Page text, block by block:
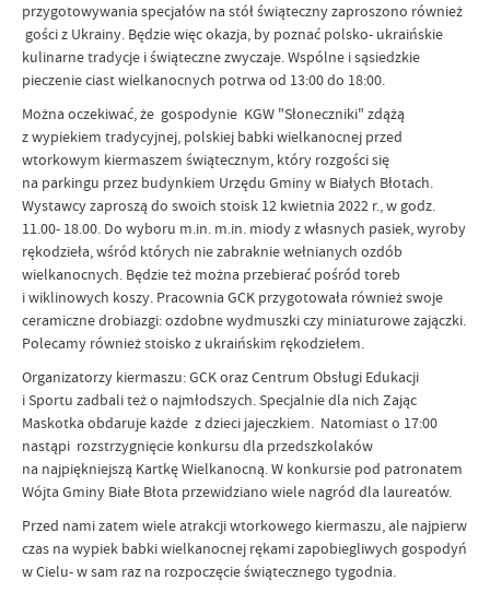
przygotowywania specjałów na stół świąteczny zaproszono również
gości z Ukrainy. Będzie więc okazja, by poznać polsko- ukraińskie
kulinarne tradycje i świąteczne zwyczaje. Wspólne i sąsiedzkie
pieczenie ciast wielkanocnych potrwa od 13:00 do 18:00.
Można oczekiwać, że gospodynie KGW "Słoneczniki" zdążą
z wypiekiem tradycyjnej, polskiej babki wielkanocnej przed
wtorkowym kiermaszem świątecznym, który rozgości się
na parkingu przez budynkiem Urzędu Gminy w Białych Błotach.
Wystawcy zaproszą do swoich stoisk 12 kwietnia 2022 r., w godz.
11.00- 18.00. Do wyboru m.in. m.in. miody z własnych pasiek, wyroby
rękodzieła, wśród których nie zabraknie wełnianych ozdób
wielkanocnych. Będzie też można przebierać pośród toreb
i wiklinowych koszy. Pracownia GCK przygotowała również swoje
ceramiczne drobiazgi: ozdobne wydmuszki czy miniaturowe zajączki.
Polecamy również stoisko z ukraińskim rękodziełem.
Organizatorzy kiermaszu: GCK oraz Centrum Obsługi Edukacji
i Sportu zadbali też o najmłodszych. Specjalnie dla nich Zając
Maskotka obdaruje każde z dzieci jajeczkiem. Natomiast o 17:00
nastąpi rozstrzygnięcie konkursu dla przedszkolaków
na najpiękniejszą Kartkę Wielkanocną. W konkursie pod patronatem
Wójta Gminy Białe Błota przewidziano wiele nagród dla laureatów.
Przed nami zatem wiele atrakcji wtorkowego kiermaszu, ale najpierw
czas na wypiek babki wielkanocnej rękami zapobiegliwych gospodyń
w Cielu- w sam raz na rozpoczęcie świątecznego tygodnia.